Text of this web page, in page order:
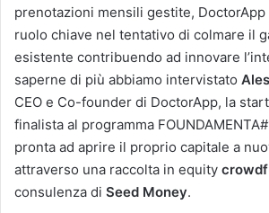
prenotazioni mensili gestite,
ruolo chiave nel tentativo di colmare il
esistente contribuendo ad innovare
saperne di più abbiamo intervistato
CEO e Co-founder di DoctorApp, la
finalista al programma
pronta ad aprire il proprio capitale a
attraverso una raccolta in equity
consulenza di Seed Money.